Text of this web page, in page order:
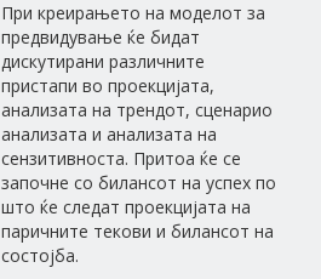
При креирањето на моделот за
прeдвидување ќе бидат
дискутирани различните
пристапи во проекцијата,
анализата на трендот, сценарио
анализата и анализата на
сензитивноста. Притоа ќе се
започне со билансот на успех по
што ќе следат проекцијата на
паричните текови и билансот на
состојба.